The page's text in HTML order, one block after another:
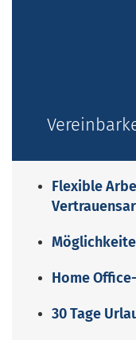
Flexible
Home
30 Tage